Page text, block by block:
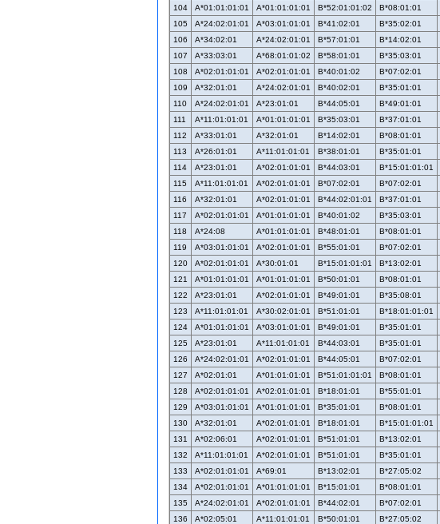
104
A*01:01:01:01 A*01:01:01:01 B*52:01:01:02 B*08:01:01
105
A*24:02:01:01 A*03:01:01:01 B*41:02:01 B*35:02:01
106
A*34:02:01 A*24:02:01:01 B*57:01:01 B*14:02:01
107
A*33:03:01 A*68:01:01:02 B*58:01:01 B*35:03:01
108
A*02:01:01:01 A*02:01:01:01 B*40:01:02 B*07:02:01
109
A*32:01:01 A*24:02:01:01 B*40:02:01 B*35:01:01
110
A*24:02:01:01 A*23:01:01 B*44:05:01 B*49:01:01
111
A*11:01:01:01 A*01:01:01:01 B*35:03:01 B*37:01:01
112
A*33:01:01 A*32:01:01 B*14:02:01 B*08:01:01
113
A*26:01:01 A*11:01:01:01 B*38:01:01 B*35:01:01
114
A*23:01:01 A*02:01:01:01 B*44:03:01 B*15:01:01:01
115
A*11:01:01:01 A*02:01:01:01 B*07:02:01 B*07:02:01
116
A*32:01:01 A*02:01:01:01 B*44:02:01:01 B*37:01:01
117
A*02:01:01:01 A*01:01:01:01 B*40:01:02 B*35:03:01
118
A*24:08 A*01:01:01:01 B*48:01:01 B*08:01:01
119
A*03:01:01:01 A*02:01:01:01 B*55:01:01 B*07:02:01
120
A*02:01:01:01 A*30:01:01 B*15:01:01:01 B*13:02:01
121
A*01:01:01:01 A*01:01:01:01 B*50:01:01 B*08:01:01
122
A*23:01:01 A*02:01:01:01 B*49:01:01 B*35:08:01
123
A*11:01:01:01 A*30:02:01:01 B*51:01:01 B*18:01:01:01
124
A*01:01:01:01 A*03:01:01:01 B*49:01:01 B*35:01:01
125
A*23:01:01 A*11:01:01:01 B*44:03:01 B*35:01:01
126
A*24:02:01:01 A*02:01:01:01 B*44:05:01 B*07:02:01
127
A*02:01:01 A*01:01:01:01 B*51:01:01:01 B*08:01:01
128
A*02:01:01:01 A*02:01:01:01 B*18:01:01 B*55:01:01
129
A*03:01:01:01 A*01:01:01:01 B*35:01:01 B*08:01:01
130
A*32:01:01 A*02:01:01:01 B*18:01:01 B*15:01:01:01
131
A*02:06:01 A*02:01:01:01 B*51:01:01 B*13:02:01
132
A*11:01:01:01 A*02:01:01:01 B*51:01:01 B*35:01:01
133
A*02:01:01:01 A*69:01 B*13:02:01 B*27:05:02
134
A*02:01:01:01 A*01:01:01:01 B*15:01:01 B*08:01:01
135
A*24:02:01:01 A*02:01:01:01 B*44:02:01 B*07:02:01
136
A*02:05:01 A*11:01:01:01 B*50:01:01 B*27:05:02